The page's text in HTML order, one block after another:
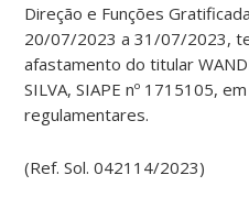
Direção e Funções
20/07/2023 a 31/07/2023,
afastamento do titular
SILVA, SIAPE nº 1715105,
regulamentares.
(Ref. Sol. 042114/2023)